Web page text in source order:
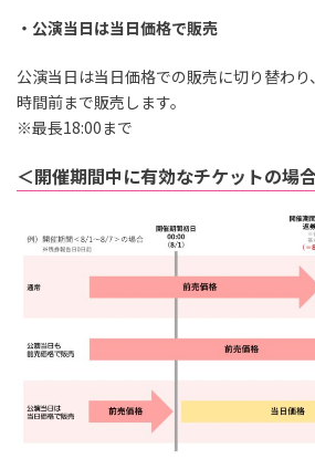
・公演当日は当日価格で販売
公演当日は当日価格での販売に切り替わ
時間前まで販売します。
※最長18:00まで
＜開催期間中に有効なチケットの場